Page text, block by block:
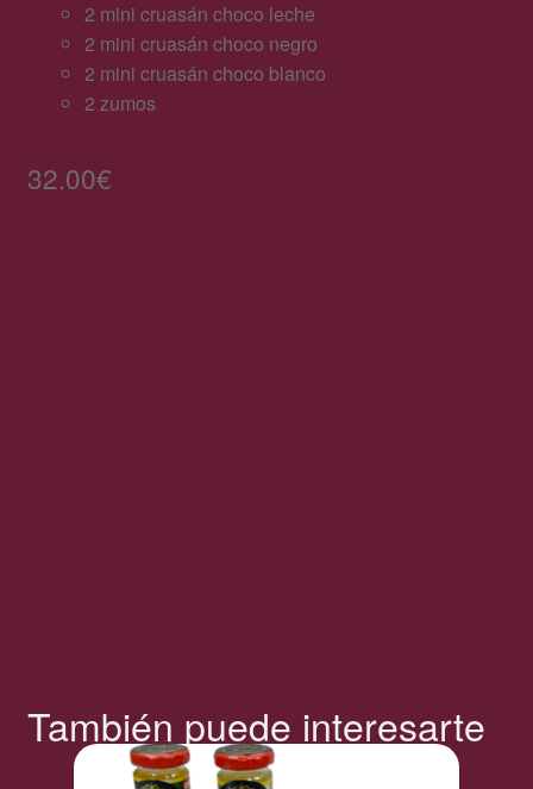
Pasteles con forma de números
Brazos de gitano
2 mini cruasán choco leche
2 mini cruasán choco negro
2 mini cruasán choco blanco
2 zumos
32.00€
También puede interesarte